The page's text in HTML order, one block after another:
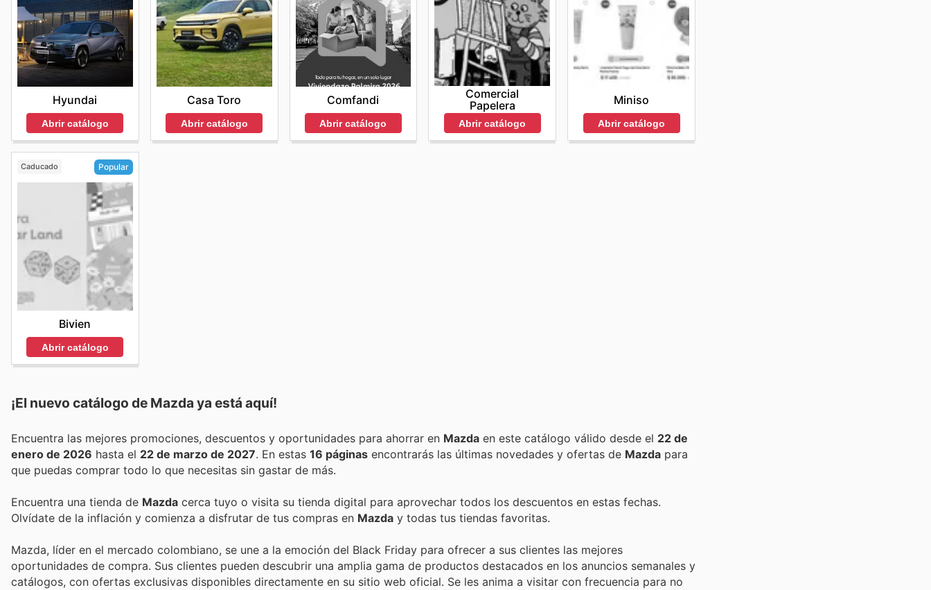
Hyundai
Abrir catálogo
Casa Toro
Abrir catálogo
Comfandi
Abrir catálogo
Comercial
Papelera
Abrir catálogo
Miniso
Abrir catálogo
Caducado Popular
Bivien
Abrir catálogo
¡El nuevo catálogo de Mazda ya está aquí!
Encuentra las mejores promociones, descuentos y oportunidades para ahorrar en Mazda en este catálogo válido desde el 22 de
enero de 2026 hasta el 22 de marzo de 2027 . En estas 16 páginas encontrarás las últimas novedades y ofertas de Mazda para
que puedas comprar todo lo que necesitas sin gastar de más.
Encuentra una tienda de Mazda cerca tuyo o visita su tienda digital para aprovechar todos los descuentos en estas fechas.
Olvídate de la inflación y comienza a disfrutar de tus compras en Mazda y todas tus tiendas favoritas.
Mazda, líder en el mercado colombiano, se une a la emoción del Black Friday para ofrecer a sus clientes las mejores
oportunidades de compra. Sus clientes pueden descubrir una amplia gama de productos destacados en los anuncios semanales y
catálogos, con ofertas exclusivas disponibles directamente en su sitio web oficial. Se les anima a visitar con frecuencia para no